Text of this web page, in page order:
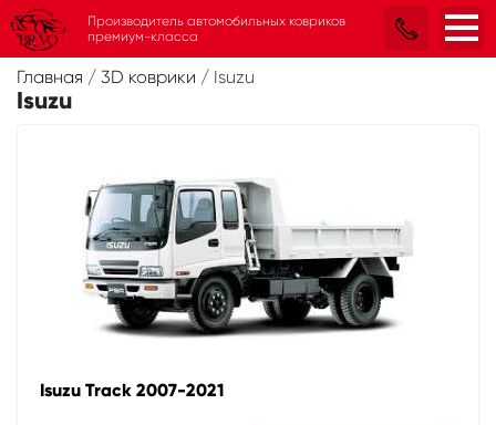
Главная / 3D коврики / Isuzu
Isuzu
Isuzu Track 2007-2021
Производитель автомобильных ковриков
премиум-класса